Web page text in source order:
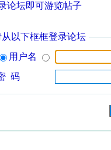
论坛即可游览帖子
从以下框框登录论坛
用户名
码